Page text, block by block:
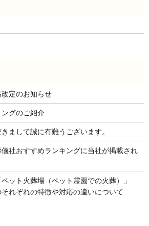
定のお知らせ
グのご紹介
まして誠に有難うございます。
社おすすめランキングに当社が掲載され
ット火葬場（ペット霊園での火葬）」
それぞれの特徴や対応の違いについて